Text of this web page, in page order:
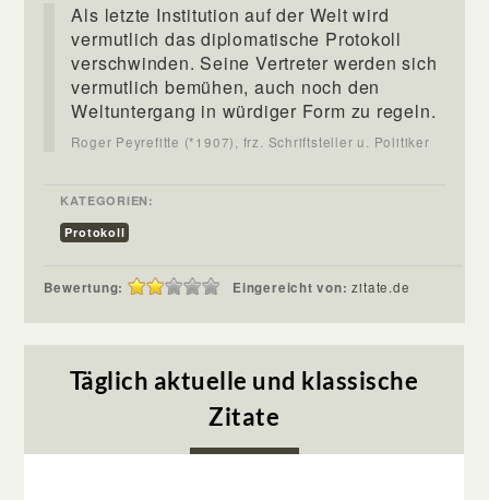
Als letzte Institution auf der Welt wird
vermutlich das diplomatische Protokoll
verschwinden. Seine Vertreter werden sich
vermutlich bemühen, auch noch den
Weltuntergang in würdiger Form zu regeln.
Roger Peyrefitte (*1907), frz. Schriftsteller u. Politiker
KATEGORIEN:
Protokoll
Bewertung: Eingereicht von:zitate.de